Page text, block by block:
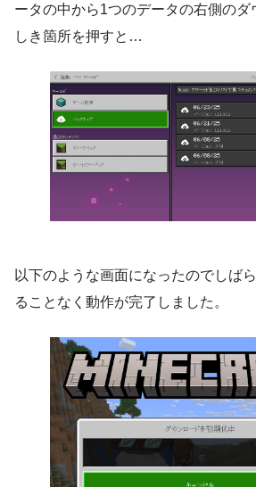
ータの中から1つのデータの右側のダ
しき箇所を押すと…
以下のような画面になったのでしば
ることなく動作が完了しました。